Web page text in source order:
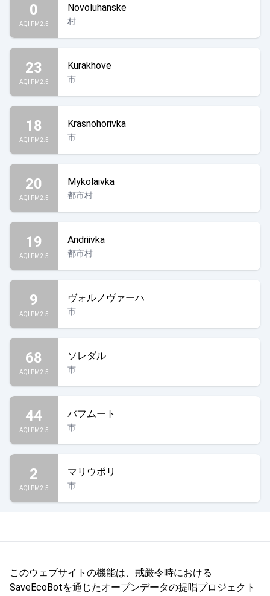
0
AQI PM2.5
Novoluhanske
村
23
AQI PM2.5
Kurakhove
市
18
AQI PM2.5
Krasnohorivka
市
20
AQI PM2.5
Mykolaivka
都市村
19
AQI PM2.5
Andriivka
都市村
9
AQI PM2.5
ヴォルノヴァーハ
市
68
AQI PM2.5
ソレダル
市
44
AQI PM2.5
バフムート
市
2
AQI PM2.5
マリウポリ
市
このウェブサイトの機能は、戒厳令時における
SaveEcoBotを通じたオープンデータの提唱プロジェクト